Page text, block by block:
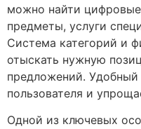
можно найти
предметы, услуги
Система категорий и
отыскать нужную
предложений.
пользователя и
Одной из ключевых